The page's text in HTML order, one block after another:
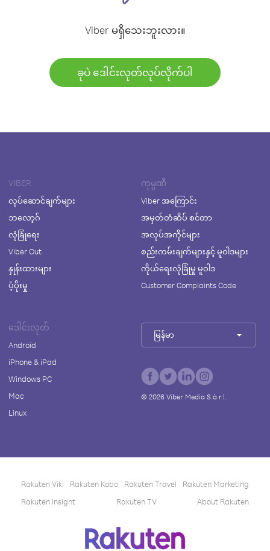
Viber မရှိသေးဘူးလား။
ခုပဲ ဒေါင်းလုတ်လုပ်လိုက်ပါ
VIBER
လုပ်ဆောင်ချက်များ
ဘလော့ဂ်
လုံခြုံရေး
Viber Out
နှုန်းထားများ
ပံ့ပိုးမှု
ကုမ္ပဏီ
Viber အကြောင်း
အမှတ်တံဆိပ် စင်တာ
အလုပ်အကိုင်များ
စည်းကမ်းချက်များနှင့် မူဝါဒများ
ကိုယ်ရေးလုံခြုံမှု မူဝါဒ
Customer Complaints Code
ဒေါင်းလုတ်
Android
iPhone & iPad
Windows PC
Mac
Linux
မြန်မာ
© 2026Viber Media S.à r.l.
Rakuten Viki Rakuten Kobo Rakuten Travel
Rakuten Marketing
Rakuten Insight
Rakuten TV About Rakuten